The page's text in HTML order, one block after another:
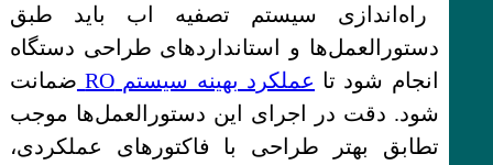
راه‌اندازی سیستم تصفیه اب باید طبق
دستورالعمل‌ها و استانداردهای طراحی دستگاه
انجام شود تا عملکرد بهینه سیستم RO
ضمانت
شود. دقت در اجرای این دستورالعمل‌ها موجب
تطابق بهتر طراحی با فاکتورهای عملکردی،